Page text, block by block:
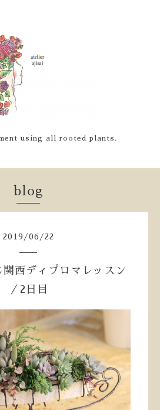
using all rooted plants.
blog
2019 /06 /22
西ディプロマレッスン
／2日目